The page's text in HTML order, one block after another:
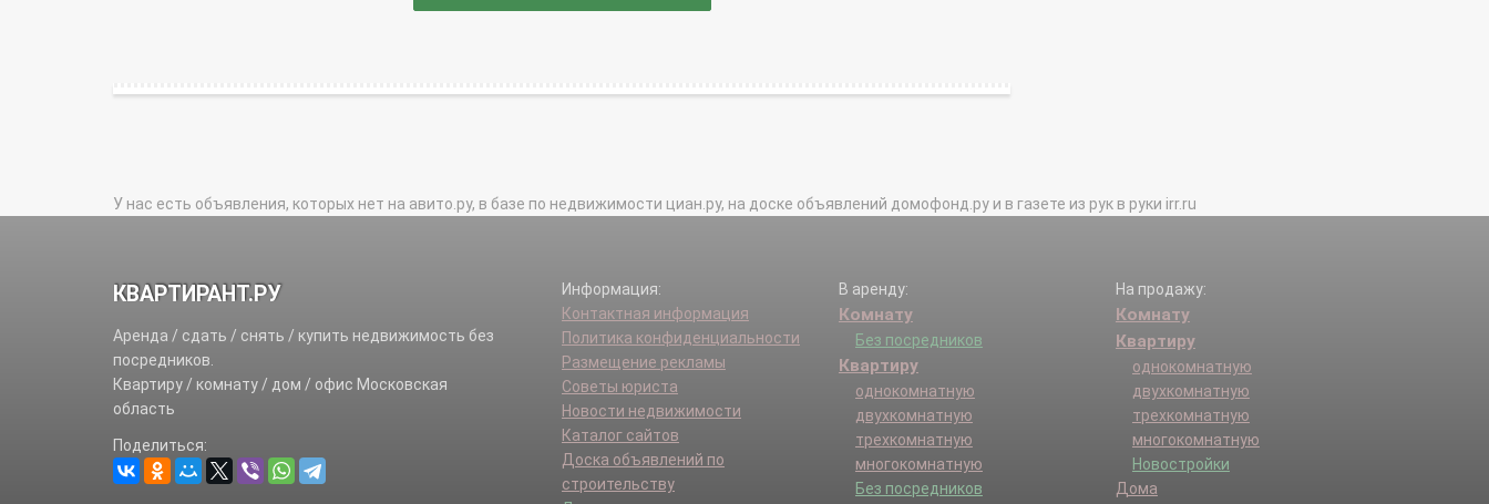
У нас есть объявления, которых нет на авито.ру, в базе по недвижимости циан.ру, на доске объявлений домофонд.ру и в газете из рук в руки irr.ru
КВАРТИРАНТ.РУ
Аренда / сдать / снять / купить недвижимость без
посредников.
Квартиру / комнату / дом / офис Московская
область
Поделиться:
Информация:
Контактная информация
Политика конфиденциальности
Размещение рекламы
Советы юриста
Новости недвижимости
Каталог сайтов
Доска объявлений по
строительству
В аренду:
Комнату
Без посредников
Квартиру
однокомнатную
двухкомнатную
трехкомнатную
многокомнатную
Без посредников
На продажу:
Комнату
Квартиру
однокомнатную
двухкомнатную
трехкомнатную
многокомнатную
Новостройки
Дома